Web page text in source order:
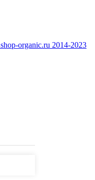
organic.ru 2014-2023